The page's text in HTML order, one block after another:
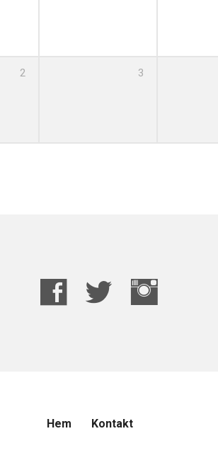
2 3
Hem Kontakt